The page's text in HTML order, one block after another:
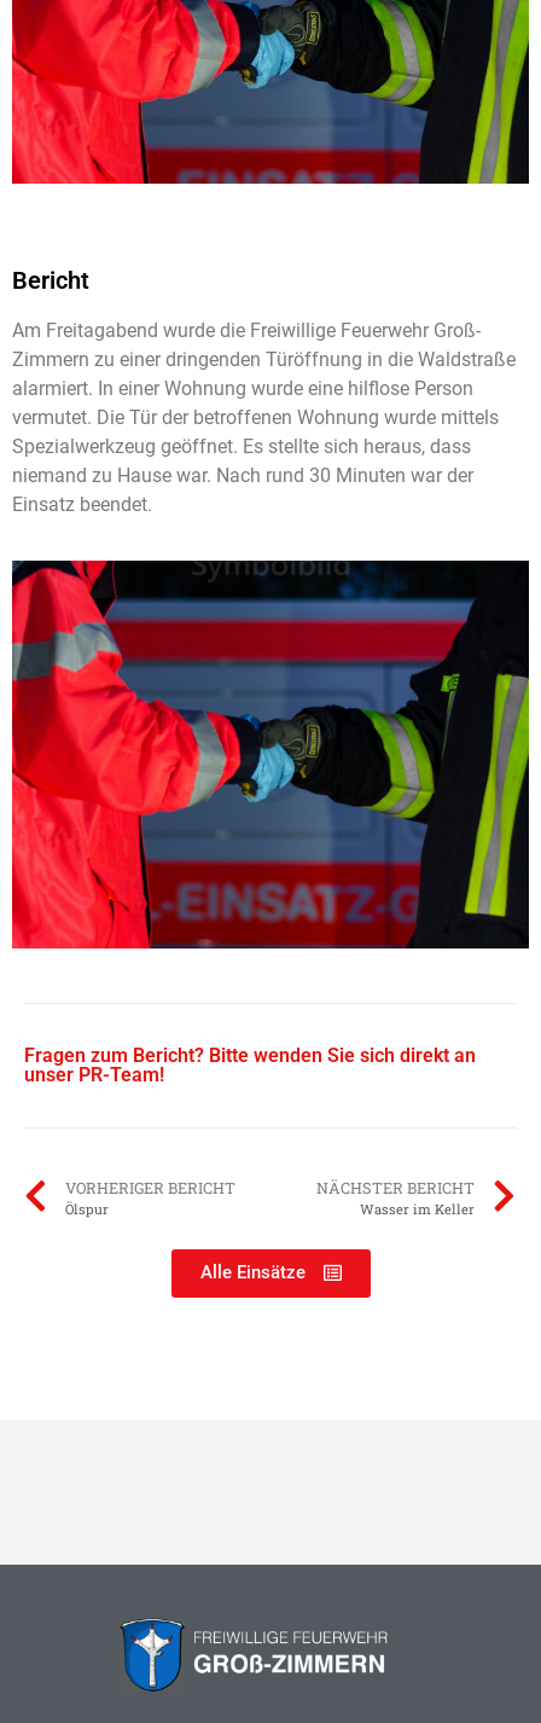
Bericht
Am Freitagabend wurde die Freiwillige Feuerwehr Groß-
Zimmern zu einer dringenden Türöffnung in die Waldstraße
alarmiert. In einer Wohnung wurde eine hilflose Person
vermutet. Die Tür der betroffenen Wohnung wurde mittels
Spezialwerkzeug geöffnet. Es stellte sich heraus, dass
niemand zu Hause war. Nach rund 30 Minuten war der
Einsatz beendet.
Fragen zum Bericht? Bitte wenden Sie sich direkt an
unser PR-Team!
VORHERIGER BERICHT
Ölspur
NÄCHSTER BERICHT
Wasser im Keller
Alle Einsätze